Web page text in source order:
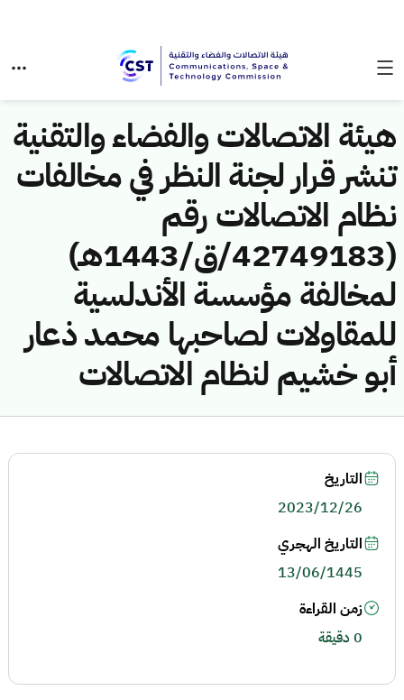
هيئة الاتصالات والفضاء والتقنية
تنشر قرار لجنة النظر في مخالفات
نظام الاتصالات رقم
(42749183/ق/1443هـ)
لمخالفة مؤسسة الأندلسية
للمقاولات لصاحبها محمد ذعار
أبو خشيم لنظام الاتصالات
التاريخ
2023/12/26
التاريخ الهجري
13/06/1445
زمن القراءة
0 دقيقة